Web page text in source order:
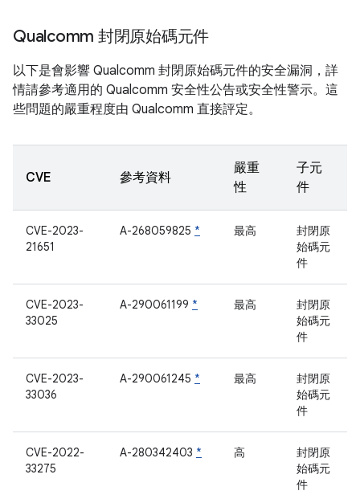
Qualcomm 封閉原始碼元件
以下是會影響 Qualcomm 封閉原始碼元件的安全漏洞，詳
情請參考適用的 Qualcomm 安全性公告或安全性警示。這
些問題的嚴重程度由 Qualcomm 直接評定。
CVE 參考資料
嚴重
性
子元
件
CVE-2023-
21651
A-268059825 * 最高
封閉原
始碼元
件
CVE-2023-
33025
A-290061199 * 最高
封閉原
始碼元
件
CVE-2023-
33036
A-290061245 * 最高
封閉原
始碼元
件
CVE-2022-
33275
A-280342403 * 高
封閉原
始碼元
件